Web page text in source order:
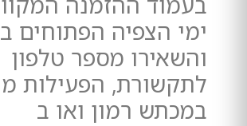
ימי הצפיה הפתוחים
והשאירו מספר טלפון
לתקשורת, הפעילות
במכתש רמון ואו ב